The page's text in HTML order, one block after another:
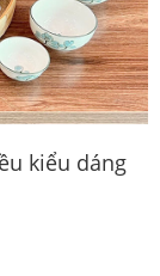
kiểu dáng